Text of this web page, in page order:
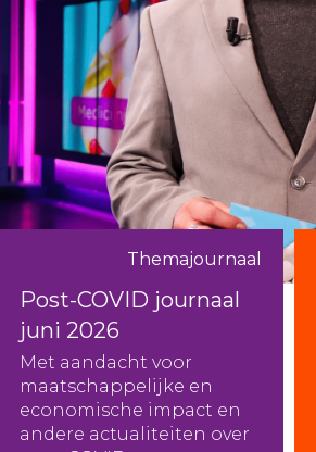
Themajournaal
Post-COVID journaal
juni 2026
Met aandacht voor
maatschappelijke en
economische impact en
andere actualiteiten over